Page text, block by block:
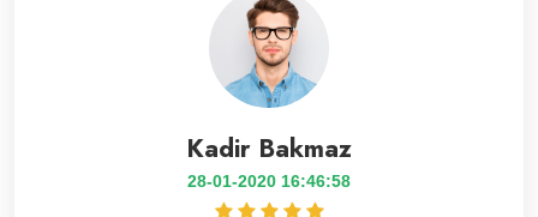
Kadir Bakmaz
28-01-2020 16:46:58